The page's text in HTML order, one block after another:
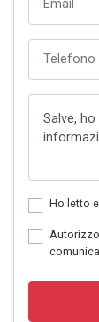
Ho letto
Autorizzo